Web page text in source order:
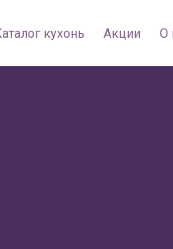
кухонь Акции О